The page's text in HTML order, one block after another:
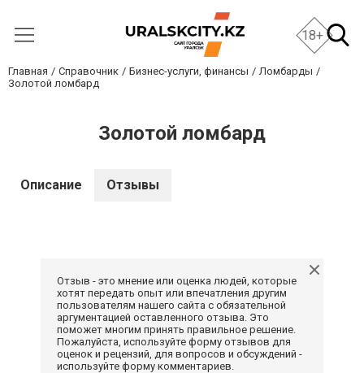
18+
Главная Справочник Бизнес-услуги, финансы
Ломбарды
Золотой ломбард
Золотой ломбард
Описание Отзывы
Отзыв - это мнение или оценка людей, которые
хотят передать опыт или впечатления другим
пользователям нашего сайта с обязательной
аргументацией оставленного отзыва. Это
поможет многим принять правильное решение.
Пожалуйста, используйте форму отзывов для
оценок и рецензий, для вопросов и обсуждений -
используйте форму комментариев.